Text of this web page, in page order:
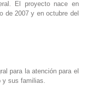
El proyecto nace en
de 2007 y en octubre del
para la atención para el
sus familias.